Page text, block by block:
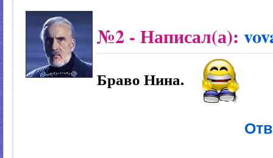
№2 - Написал(а):
Браво Нина.